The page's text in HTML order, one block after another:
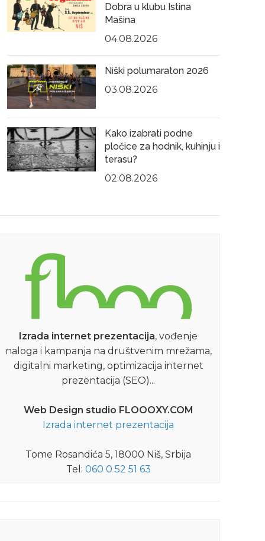
Dobra u klubu Istina
Mašina
04.08.2026
Niški polumaraton 2026
03.08.2026
Kako izabrati podne
pločice za hodnik, kuhinju i
terasu?
02.08.2026
Izrada internet prezentacija, vođenje
naloga i kampanja na društvenim mrežama,
digitalni marketing, optimizacija internet
prezentacija (SEO)...
Web Design studio FLOOOXY.COM
Izrada internet prezentacija
Tome Rosandića 5, 18000 Niš, Srbija
Tel: 060 0 52 51 63